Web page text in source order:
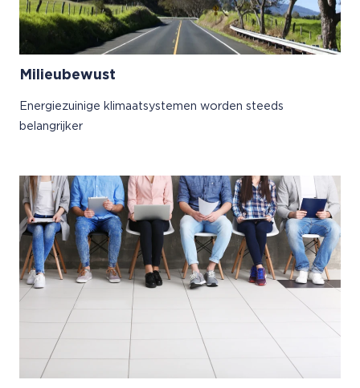
Milieubewust
Energiezuinige klimaatsystemen worden steeds
belangrijker